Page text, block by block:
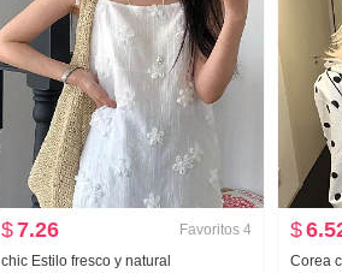
$7.26 Favoritos 4
chic Estilo fresco y natural
$
Corea